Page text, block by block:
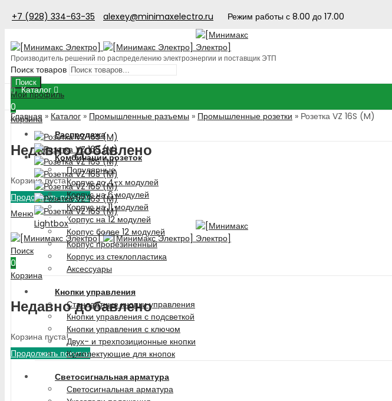
+7 (928) 334-63-35 alexey@minimaxelectro.ru Режим работы с 8.00 до 17.00
Производитель решений по распределению электроэнергии и поставщик ЭТП
Поиск товаров
Поиск
Мой профиль
0
Корзина
Недавно добавлено
Корзина пуста!
Продолжить покупки
Меню
Поиск
0
Корзина
Недавно добавлено
Корзина пуста!
Продолжить покупки
Каталог
Распродажа
Комбинации розеток
Популярные
Корпус до 4-х модулей
Корпус на 6 модулей
Корпус на 11 модулей
Корпус на 12 модулей
Корпус более 12 модулей
Корпус прорезиненный
Корпус из стеклопластика
Аксессуары
Кнопки управления
Стандартные кнопки управления
Кнопки управления с подсветкой
Кнопки управления с ключом
Двух- и трехпозиционные кнопки
Комплектующие для кнопок
Светосигнальная арматура
Светосигнальная арматура
Главная » Каталог » Промышленные разъемы » Промышленные розетки » Розетка VZ 16S (M)
Lightbox